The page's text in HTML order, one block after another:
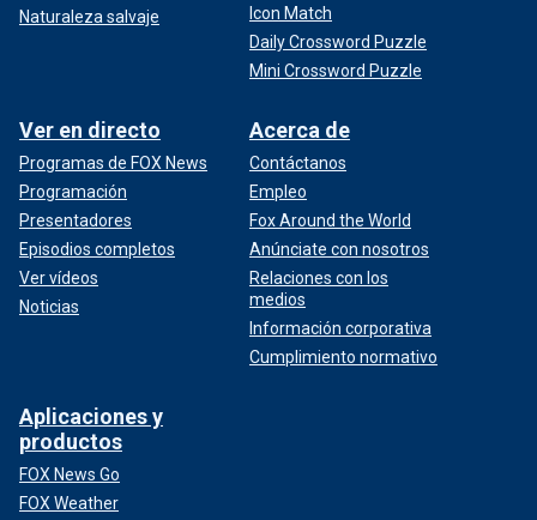
Naturaleza salvaje
Icon Match
Daily Crossword Puzzle
Mini Crossword Puzzle
Ver en directo
Programas de FOX News
Programación
Presentadores
Episodios completos
Ver vídeos
Noticias
Acerca de
Contáctanos
Empleo
Fox Around the World
Anúnciate con nosotros
Relaciones con los
medios
Información corporativa
Cumplimiento normativo
Aplicaciones y
productos
FOX News Go
FOX Weather